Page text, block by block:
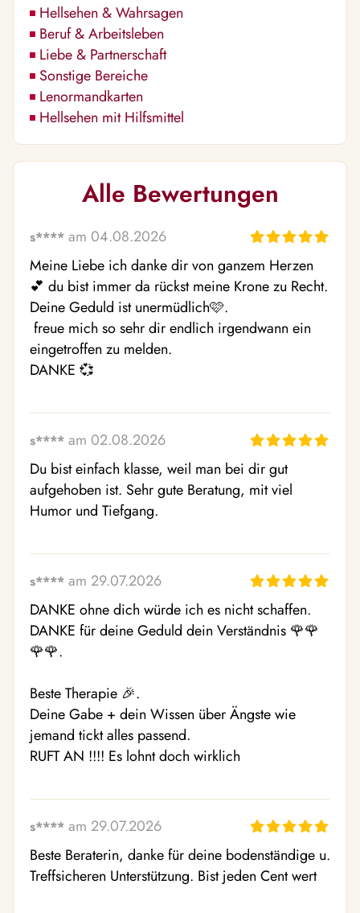
Hellsehen & Wahrsagen
Beruf & Arbeitsleben
Liebe & Partnerschaft
Sonstige Bereiche
Lenormandkarten
Hellsehen mit Hilfsmittel
Alle Bewertungen
s**** am 04.08.2026
Meine Liebe ich danke dir von ganzem Herzen
💕 du bist immer da rückst meine Krone zu Recht.
Deine Geduld ist unermüdlich🩷.
eingetroffen zu melden.
DANKE 💞
s**** am 02.08.2026
Du bist einfach klasse, weil man bei dir gut
aufgehoben ist. Sehr gute Beratung, mit viel
Humor und Tiefgang.
s**** am 29.07.2026
DANKE ohne dich würde ich es nicht schaffen.
DANKE für deine Geduld dein Verständnis 🌹🌹
🌹🌹.
Beste Therapie 🎉.
Deine Gabe + dein Wissen über Ängste wie
jemand tickt alles passend.
RUFT AN !!!! Es lohnt doch wirklich
s**** am 29.07.2026
Beste Beraterin, danke für deine bodenständige u.
Treffsicheren Unterstützung. Bist jeden Cent wert